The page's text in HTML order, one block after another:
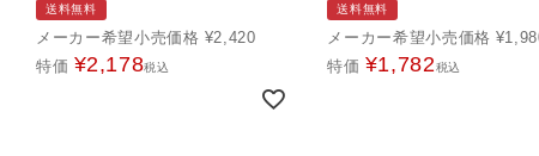
送料無料
メーカー希望小売価格 ¥2,420
特価 ¥2,178税込
送料無料
メーカー希望小売価格 ¥
特価 ¥1,782税込